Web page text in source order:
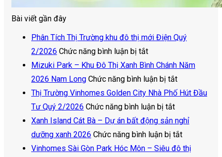
Bài viết gần đây
Phân Tích Thị Trường khu đô thị mới Điện Quý
2/2026 Chức năng bình luận bị tắtở
Phân
Tích
Thị
Trường
khu
đô
thị
Mizuki Park – Khu Đô Thị Xanh Bình Chánh Năm
2026 Nam Long Chức năng bình luận bị tắtở
Mizuki
–
Khu
Đô
Thị Trường Vinhomes Golden City Nhà Phố Hút Đầu
Tư Quý 2/2026 Chức năng bình luận bị tắtở
Thị
Trường
Vinhomes
Xanh Island Cát Bà – Dự án bất động sản nghỉ
dưỡng xanh 2026 Chức năng bình luận bị tắtở
Xanh
Vinhomes Sài Gòn Park Hóc Môn – Siêu đô thị